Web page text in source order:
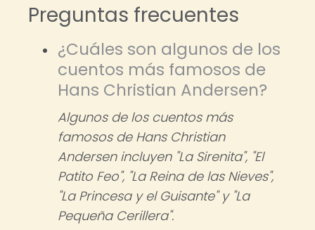
Preguntas frecuentes
¿Cuáles son algunos de los
cuentos más famosos de
Hans Christian Andersen?
Algunos de los cuentos más
famosos de Hans Christian
Andersen incluyen "La Sirenita", "El
Patito Feo", "La Reina de las Nieves",
"La Princesa y el Guisante" y "La
Pequeña Cerillera".